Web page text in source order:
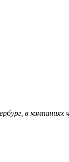
в компаниях